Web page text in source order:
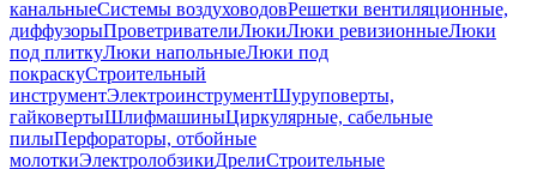
канальныеСистемы воздуховодовРешетки вентиляционные,
диффузорыПроветривателиЛюкиЛюки ревизионныеЛюки
под плиткуЛюки напольныеЛюки под
покраскуСтроительный
инструментЭлектроинструментШуруповерты,
гайковертыШлифмашиныЦиркулярные, сабельные
пилыПерфораторы, отбойные
молоткиЭлектролобзикиДрелиСтроительные